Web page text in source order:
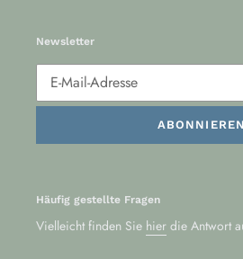
Newsletter
ABONNIEREN
Häufig gestellte Fragen
Vielleicht finden Sie hier die Antwort